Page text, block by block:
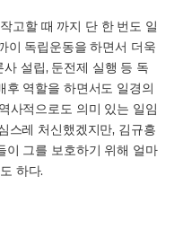
고할 때 까지 단 한 번도 일
이 독립운동을 하면서 더욱
사 설립, 둔전제 실행 등 독
후 역할을 하면서도 일경의
사적으로도 의미 있는 일임
스레 처신했겠지만, 김규흥
이 그를 보호하기 위해 얼마
하다.